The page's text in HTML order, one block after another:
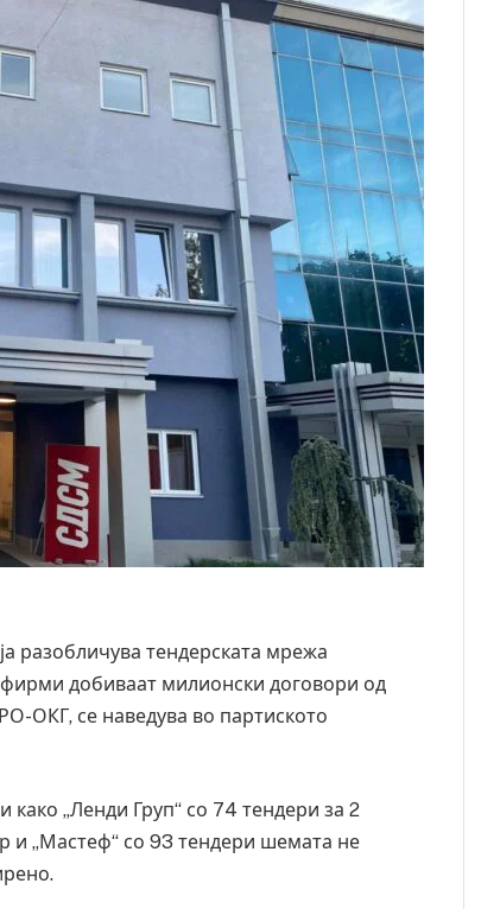
разобличува тендерската мрежа
добиваат милионски договори од
ОКГ, се наведува во партиското
„Ленди Груп“ со 74 тендери за 2
и „Мастеф“ со 93 тендери шемата не